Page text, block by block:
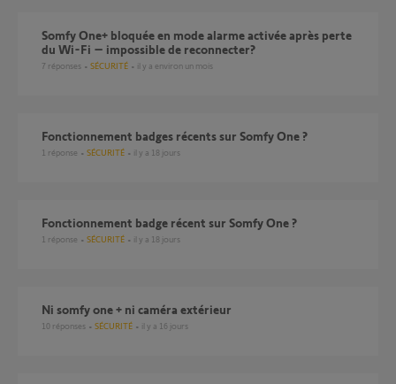
Somfy One+ bloquée en mode alarme activée après perte
du Wi-Fi – impossible de reconnecter?
7 réponses SÉCURITÉ il y a environ un mois
Fonctionnement badges récents sur Somfy One ?
1 réponse SÉCURITÉ il y a 18 jours
Fonctionnement badge récent sur Somfy One ?
1 réponse SÉCURITÉ il y a 18 jours
Ni somfy one + ni caméra extérieur
10 réponses SÉCURITÉ il y a 16 jours